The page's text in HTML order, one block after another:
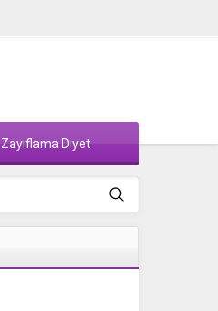
Zayıflama Diyet